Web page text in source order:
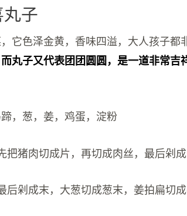
子
它色泽金黄，香味四溢，大人孩子都
丸子又代表团团圆圆，是一道非常吉
，葱，姜，鸡蛋，淀粉
猪肉切成片，再切成肉丝，最后剁成
后剁成末，大葱切成葱末，姜拍扁切